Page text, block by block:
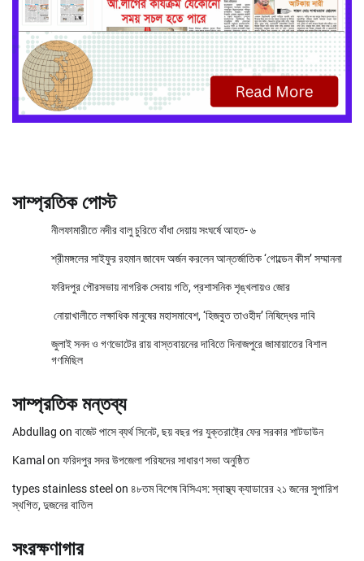
সাম্প্রতিক পোস্ট
নীলফামারীতে নদীর বালু চুরিতে বাঁধা দেয়ায় সংঘর্ষে আহত- ৬
শ্রীমঙ্গলের সাইফুর রহমান জাবেদ অর্জন করলেন আন্তর্জাতিক ‘গোল্ডেন কীস’ সম্মাননা
ফরিদপুর পৌরসভায় নাগরিক সেবায় গতি, প্রশাসনিক শৃঙ্খলায়ও জোর
নোয়াখালীতে লক্ষাধিক মানুষের মহাসমাবেশ, ‘হিজবুত তাওহীদ’ নিষিদ্ধের দাবি
জুলাই সনদ ও গণভোটের রায় বাস্তবায়নের দাবিতে দিনাজপুরে জামায়াতের বিশাল
গণমিছিল
সাম্প্রতিক মন্তব্য
Abdullag on বাজেট পাসে ব্যর্থ সিনেট, ছয় বছর পর যুক্তরাষ্ট্রে ফের সরকার শাটডাউন
Kamal on ফরিদপুর সদর উপজেলা পরিষদের সাধারণ সভা অনুষ্ঠিত
types stainless steel on ৪৮তম বিশেষ বিসিএস: স্বাস্থ্য ক্যাডারের ২১ জনের সুপারিশ
স্থগিত, দুজনের বাতিল
সংরক্ষণাগার